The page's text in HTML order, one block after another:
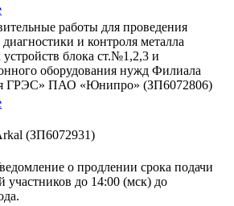
работы для проведения
и контроля металла
устройств блока ст.№1,2,3 и
оборудования нужд Филиала
ГРЭС» ПАО «Юнипро» (ЗП6072806)
(ЗП6072931)
о продлении срока подачи
участников до 14:00 (мск) до